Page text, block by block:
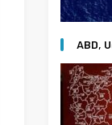
ABD,